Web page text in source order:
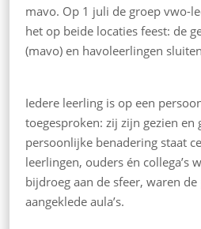
mavo. Op 1 juli de groep vwo-
het op beide locaties feest: de
(mavo) en havoleerlingen
Iedere leerling is op een
toegesproken: zij zijn gezien en
persoonlijke benadering staat
leerlingen, ouders én collega’s
bijdroeg aan de sfeer, waren
aangeklede aula’s.